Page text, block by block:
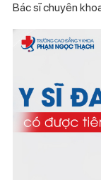
Bác sĩ chuyên